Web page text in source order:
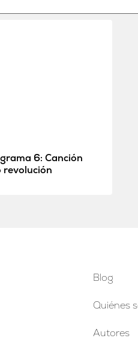
6: Canción
revolución
Blog
Quiénes
Autores